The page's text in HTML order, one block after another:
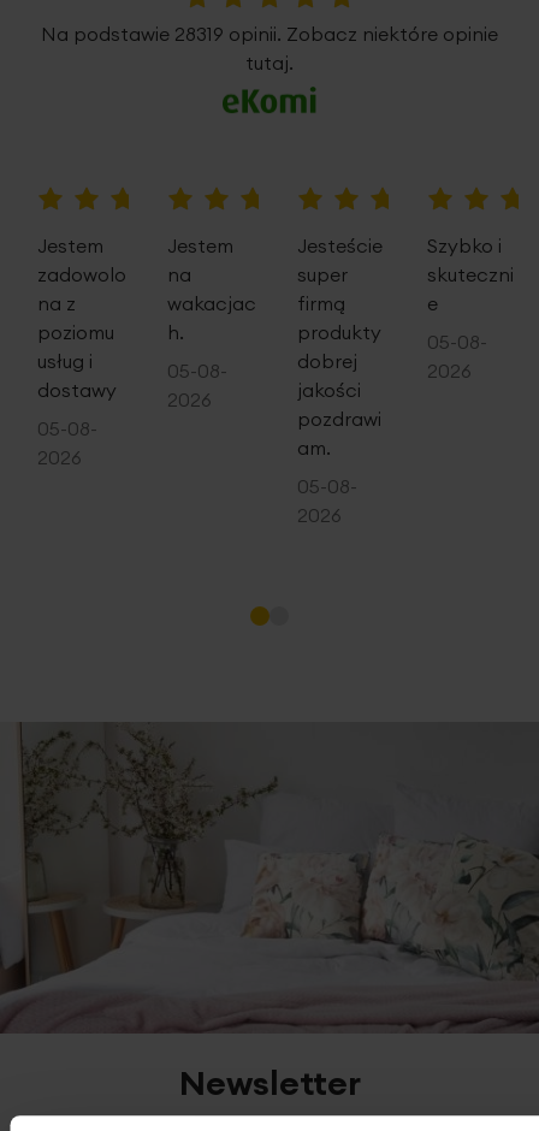
Konserwacja: prać w temp. 30st, nie wybielać, nie czyścić
chemicznie, nie suszyć w suszarce, prasować w temp. 110
Na podstawie 28319 opinii. Zobacz niektóre opinie
tutaj.
Jestem
zadowolo
na z
poziomu
usług i
dostawy
05-08-
2026
Jestem
na
wakacjac
h.
05-08-
2026
Jesteście
super
firmą
produkty
dobrej
jakości
pozdrawi
am.
05-08-
2026
Szybko i
skuteczni
e
05-08-
2026
Newsletter